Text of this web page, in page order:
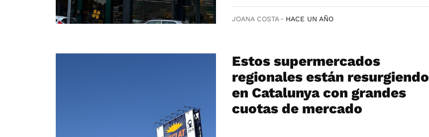
JOANA COSTA HACE UN AÑO
Estos supermercados
regionales están resurgiendo
en Catalunya con grandes
cuotas de mercado